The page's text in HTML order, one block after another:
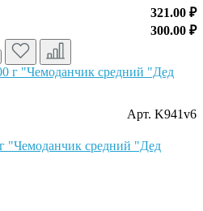
321.00 ₽
300.00 ₽
Арт. K941v6
"Чемоданчик средний "Дед